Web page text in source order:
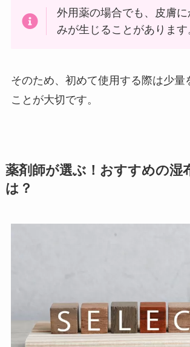
外用薬の場合でも、皮膚
みが生じることがあります
そのため、初めて使用する際は少量
ことが大切です。
薬剤師が選ぶ！おすすめの湿
は？